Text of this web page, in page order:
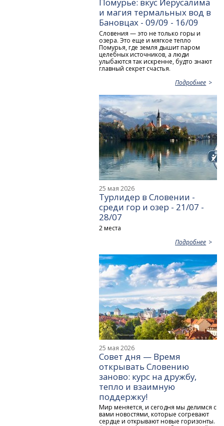
и магия термальных вод в
Бановцах - 09/09 - 16/09
Словения — это не только горы и
озера. Это еще и мягкое тепло
Помурья, где земля дышит паром
целебных источников, а люди
улыбаются так искренне, будто знают
главный секрет счастья.
Подробнее
25 мая 2026
Турлидер в Словении -
среди гор и озер - 21/07 -
28/07
2 места
Подробнее
25 мая 2026
Совет дня — Время
открывать Словению
заново: курс на дружбу,
тепло и взаимную
поддержку!
Мир меняется, и сегодня мы делимся с
вами новостями, которые согревают
сердце и открывают новые горизонты.